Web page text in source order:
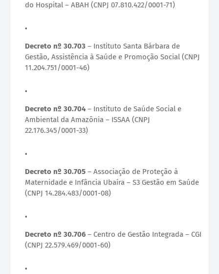
do Hospital – ABAH (CNPJ 07.810.422/0001-71)
Decreto nº 30.703 – Instituto Santa Bárbara de
Gestão, Assistência à Saúde e Promoção Social (CNPJ
11.204.751/0001-46)
Decreto nº 30.704– Instituto de Saúde Social e
Ambiental da Amazônia – ISSAA (CNPJ
22.176.345/0001-33)
Decreto nº 30.705 – Associação de Proteção à
Maternidade e Infância Ubaíra – S3 Gestão em Saúde
(CNPJ 14.284.483/0001-08)
Decreto nº 30.706 – Centro de Gestão Integrada – CGI
(CNPJ 22.579.469/0001-60)